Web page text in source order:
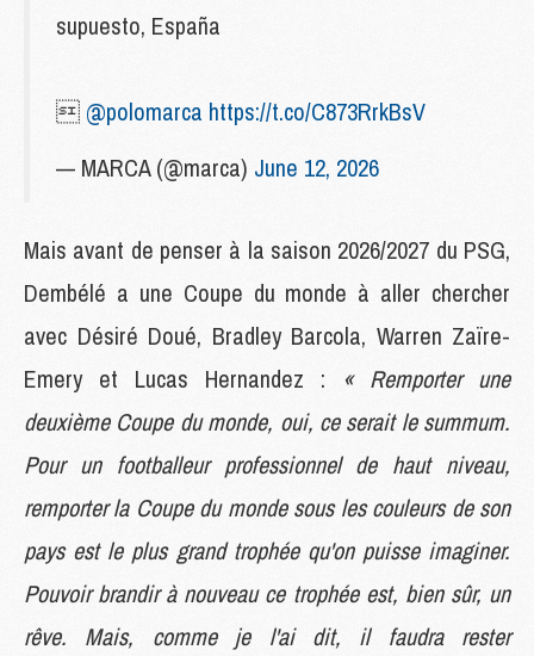
supuesto, España
 @polomarca https://t.co/C873RrkBsV
— MARCA (@marca) June 12, 2026
Mais avant de penser à la saison 2026/2027 du PSG,
Dembélé a une Coupe du monde à aller chercher
avec Désiré Doué, Bradley Barcola, Warren Zaïre-
Emery et Lucas Hernandez : « Remporter une
deuxième Coupe du monde, oui, ce serait le summum.
Pour un footballeur professionnel de haut niveau,
remporter la Coupe du monde sous les couleurs de son
pays est le plus grand trophée qu'on puisse imaginer.
Pouvoir brandir à nouveau ce trophée est, bien sûr, un
rêve. Mais, comme je l'ai dit, il faudra rester